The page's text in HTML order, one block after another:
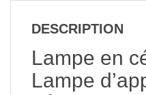
DESCRIPTION
Lampe en
Lampe